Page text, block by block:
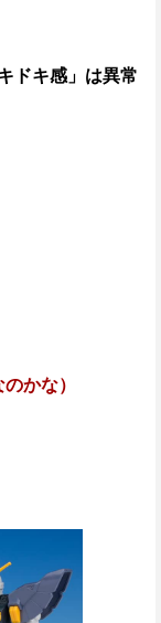
ドキ感」は異常
かな）